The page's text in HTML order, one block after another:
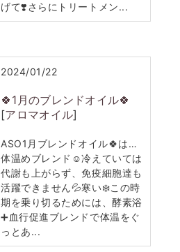
げて❣️さらにトリートメン...
2024/01/22
🍀1月のブレンドオイル🍀
[アロマオイル]
ASO1月ブレンドオイル🍀は…
体温めブレンド☺️冷えていては
代謝も上がらず、免疫細胞達も
活躍できません💦寒い❄️この時
期を乗り切るためには、酵素浴
➕血行促進ブレンドで体温をぐ
っとあ...